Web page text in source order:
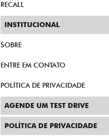
RECALL
INSTITUCIONAL
SOBRE
ENTRE EM CONTATO
POLÍTICA DE PRIVACIDADE
AGENDE UM TEST DRIVE
POLÍTICA DE PRIVACIDADE